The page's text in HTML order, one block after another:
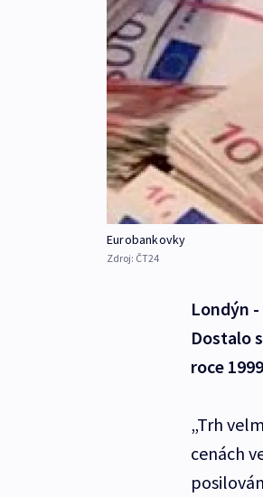
Eurobankovky
Zdroj: ČT24
Londýn
Dostalo
roce
„Trh
cenách